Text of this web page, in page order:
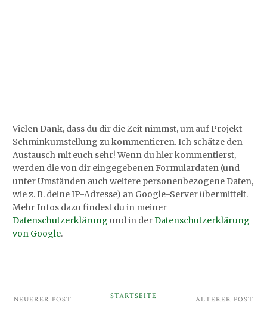
Vielen Dank, dass du dir die Zeit nimmst, um auf Projekt
Schminkumstellung zu kommentieren. Ich schätze den
Austausch mit euch sehr! Wenn du hier kommentierst,
werden die von dir eingegebenen Formulardaten (und
unter Umständen auch weitere personenbezogene Daten,
wie z. B. deine IP-Adresse) an Google-Server übermittelt.
Mehr Infos dazu findest du in meiner
Datenschutzerklärung und in derDatenschutzerklärung
von Google.
NEUERER POST ÄLTERER POST
STARTSEITE